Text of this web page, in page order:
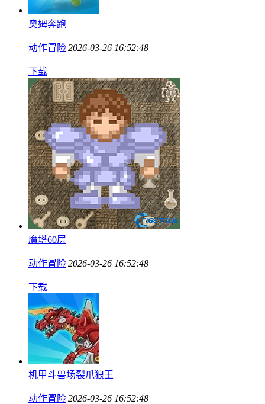
奥姆奔跑
动作冒险|2026-03-26 16:52:48
下载
魔塔60层
动作冒险|2026-03-26 16:52:48
下载
机甲斗兽场裂爪狼王
动作冒险|2026-03-26 16:52:48